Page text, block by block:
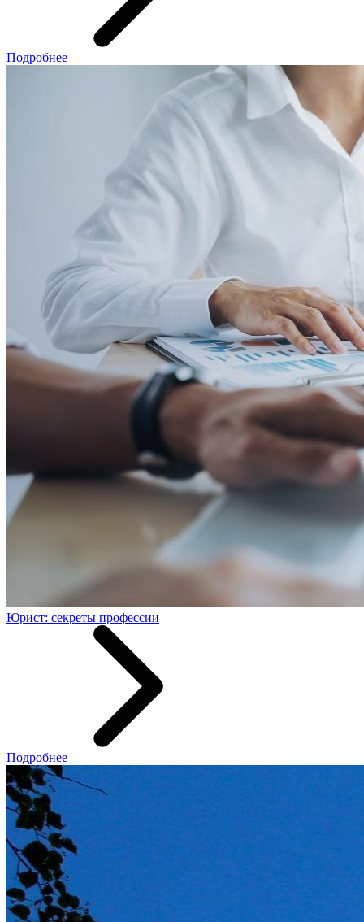
Подробнее
Юрист: секреты профессии
Подробнее